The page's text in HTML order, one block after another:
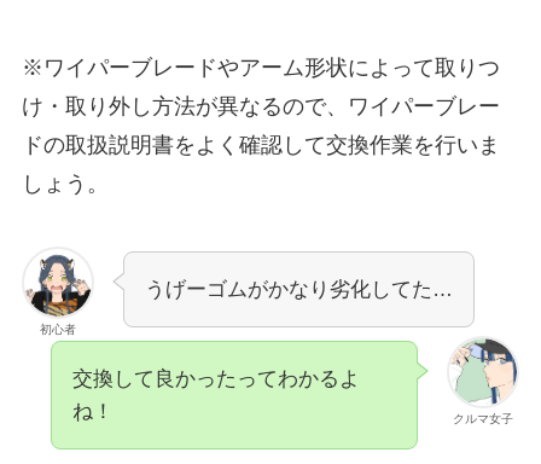
※ワイパーブレードやアーム形状によって取りつ
け・取り外し方法が異なるので、ワイパーブレー
ドの取扱説明書をよく確認して交換作業を行いま
しょう。
初心者
うげーゴムがかなり劣化してた…
クルマ女子
交換して良かったってわかるよ
ね！